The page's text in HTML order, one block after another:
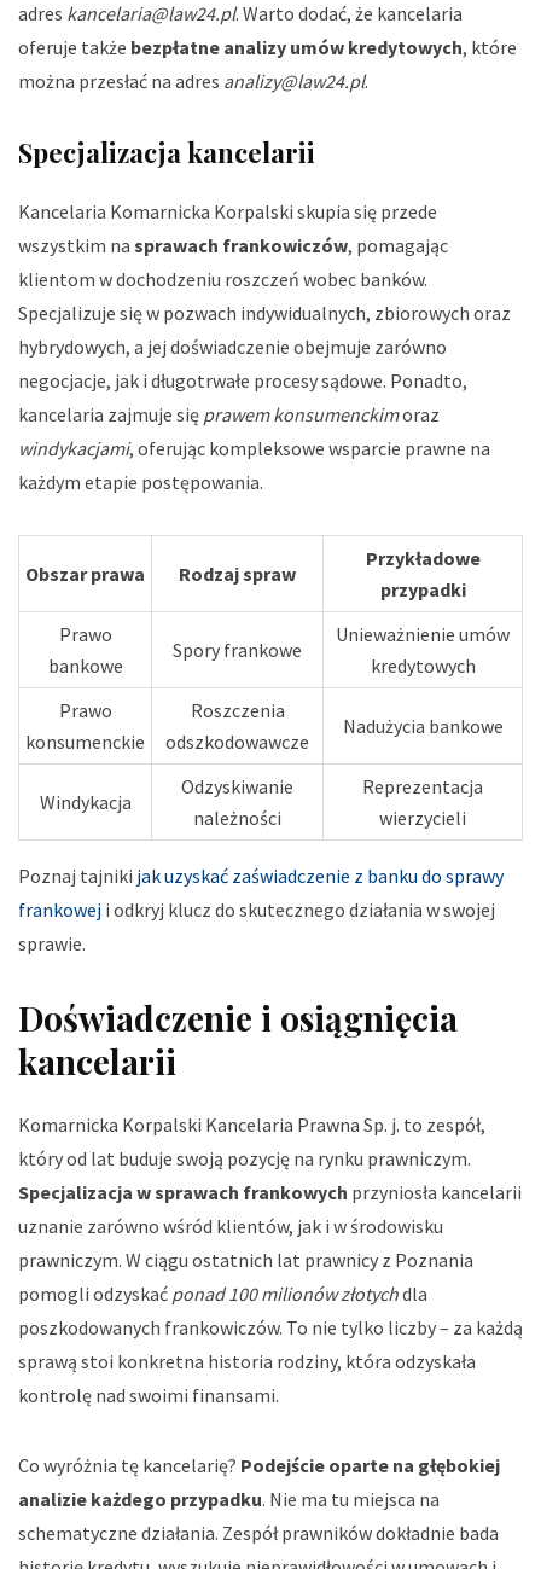
adres kancelaria@law24.pl. Warto dodać, że kancelaria
oferuje także bezpłatne analizy umów kredytowych, które
można przesłać na adres analizy@law24.pl.
Specjalizacja kancelarii
Kancelaria Komarnicka Korpalski skupia się przede
wszystkim na sprawach frankowiczów, pomagając
klientom w dochodzeniu roszczeń wobec banków.
Specjalizuje się w pozwach indywidualnych, zbiorowych oraz
hybrydowych, a jej doświadczenie obejmuje zarówno
negocjacje, jak i długotrwałe procesy sądowe. Ponadto,
kancelaria zajmuje się prawem konsumenckimoraz
windykacjami, oferując kompleksowe wsparcie prawne na
każdym etapie postępowania.
Obszar prawa Rodzaj spraw
Przykładowe
przypadki
Prawo
bankowe
Spory frankowe
Unieważnienie umów
kredytowych
Prawo
konsumenckie
Roszczenia
odszkodowawcze
Nadużycia bankowe
Windykacja
Odzyskiwanie
należności
Reprezentacja
wierzycieli
Poznaj tajniki jak uzyskać zaświadczenie z banku do sprawy
frankowej i odkryj klucz do skutecznego działania w swojej
sprawie.
Doświadczenie i osiągnięcia
kancelarii
Komarnicka Korpalski Kancelaria Prawna Sp. j. to zespół,
który od lat buduje swoją pozycję na rynku prawniczym.
Specjalizacja w sprawach frankowych przyniosła kancelarii
uznanie zarówno wśród klientów, jak i w środowisku
prawniczym. W ciągu ostatnich lat prawnicy z Poznania
pomogli odzyskać ponad 100 milionów złotychdla
poszkodowanych frankowiczów. To nie tylko liczby – za każdą
sprawą stoi konkretna historia rodziny, która odzyskała
kontrolę nad swoimi finansami.
Co wyróżnia tę kancelarię? Podejście oparte na głębokiej
analizie każdego przypadku. Nie ma tu miejsca na
schematyczne działania. Zespół prawników dokładnie bada